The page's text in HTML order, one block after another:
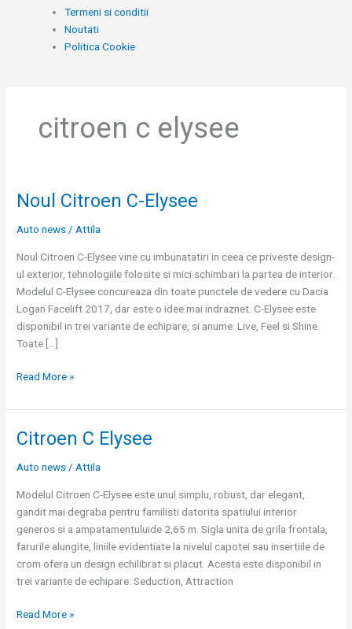
Termeni si conditii
Noutati
Politica Cookie
citroen c elysee
Noul Citroen C-Elysee
Auto news / Attila
Noul Citroen C-Elysee vine cu imbunatatiri in ceea ce priveste design-
ul exterior, tehnologiile folosite si mici schimbari la partea de interior.
Modelul C-Elysee concureaza din toate punctele de vedere cu Dacia
Logan Facelift 2017, dar este o idee mai indraznet. C-Elysee este
disponibil in trei variante de echipare, si anume: Live, Feel si Shine.
Toate […]
Noul
C-
Read More »
Citroen C Elysee
Auto news / Attila
Modelul Citroen C-Elysee este unul simplu, robust, dar elegant,
gandit mai degraba pentru familisti datorita spatiului interior
generos si a ampatamentuluide 2,65 m. Sigla unita de grila frontala,
farurile alungite, liniile evidentiate la nivelul capotei sau insertiile de
crom ofera un design echilibrat si placut. Acesta este disponibil in
trei variante de echipare: Seduction, Attraction
Citroen
Elysee
Read More »